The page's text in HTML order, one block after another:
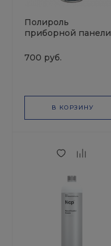
Полироль
приборной панели
аэрозоль 1000 мл
TEXON
700 руб.
В КОРЗИНУ